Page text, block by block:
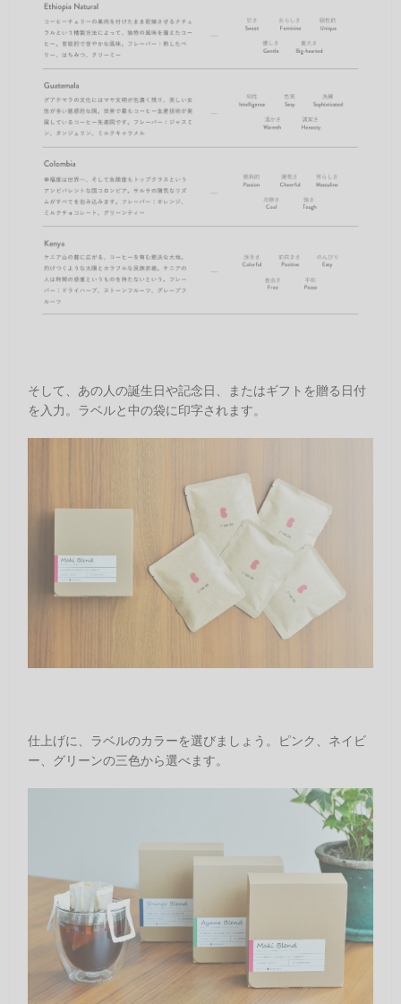
そして、あの人の誕生日や記念日、またはギフトを贈る日付
を入力。ラベルと中の袋に印字されます。
仕上げに、ラベルのカラーを選びましょう。ピンク、ネイビ
ー、グリーンの三色から選べます。